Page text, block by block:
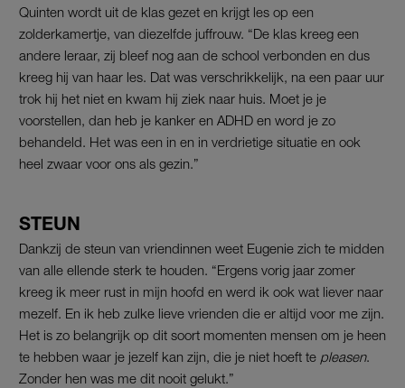
Quinten wordt uit de klas gezet en krijgt les op een
zolderkamertje, van diezelfde juffrouw. “De klas kreeg een
andere leraar, zij bleef nog aan de school verbonden en dus
kreeg hij van haar les. Dat was verschrikkelijk, na een paar uur
trok hij het niet en kwam hij ziek naar huis. Moet je je
voorstellen, dan heb je kanker en ADHD en word je zo
behandeld. Het was een in en in verdrietige situatie en ook
heel zwaar voor ons als gezin.”
STEUN
Dankzij de steun van vriendinnen weet Eugenie zich te midden
van alle ellende sterk te houden. “Ergens vorig jaar zomer
kreeg ik meer rust in mijn hoofd en werd ik ook wat liever naar
mezelf. En ik heb zulke lieve vrienden die er altijd voor me zijn.
Het is zo belangrijk op dit soort momenten mensen om je heen
te hebben waar je jezelf kan zijn, die je niet hoeft te pleasen.
Zonder hen was me dit nooit gelukt.”